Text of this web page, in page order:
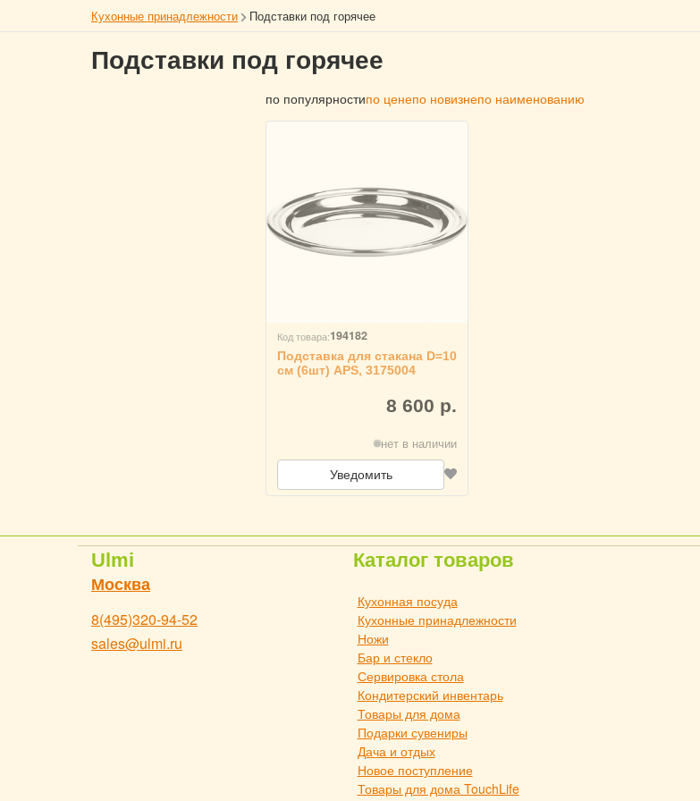
Кухонные принадлежности Подставки под горячее
Подставки под горячее
по популярностипо ценепо новизнепо наименованию
Код товара:194182
Подставка для стакана D=10
см (6шт) APS, 3175004
8 600 р.
нет в наличии
Уведомить
Ulmi
Москва
8(495)320-94-52
sales@ulmi.ru
Каталог товаров
Кухонная посуда
Кухонные принадлежности
Ножи
Бар и стекло
Сервировка стола
Кондитерский инвентарь
Товары для дома
Подарки сувениры
Дача и отдых
Новое поступление
Товары для дома TouchLife